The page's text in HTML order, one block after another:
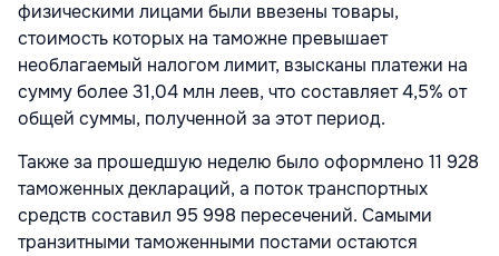
физическими лицами были ввезены товары,
стоимость которых на таможне превышает
необлагаемый налогом лимит, взысканы платежи на
сумму более 31,04 млн леев, что составляет 4,5% от
общей суммы, полученной за этот период.
Также за прошедшую неделю было оформлено 11 928
таможенных деклараций, а поток транспортных
средств составил 95 998 пересечений. Самыми
транзитными таможенными постами остаются